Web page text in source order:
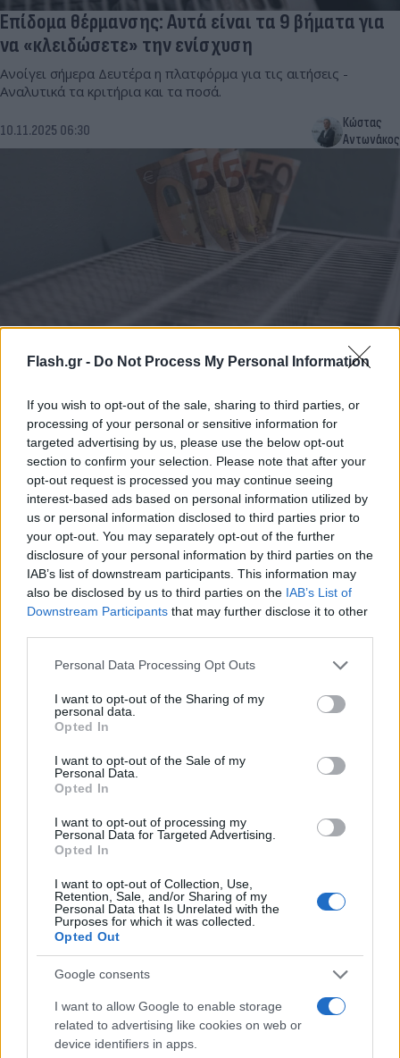
Flash.gr - Do Not Process My Personal Information
If you wish to opt-out of the sale, sharing to third parties, or
processing of your personal or sensitive information for
targeted advertising by us, please use the below opt-out
section to confirm your selection. Please note that after your
opt-out request is processed you may continue seeing
interest-based ads based on personal information utilized by
us or personal information disclosed to third parties prior to
your opt-out. You may separately opt-out of the further
disclosure of your personal information by third parties on the
IAB’s list of downstream participants. This information may
also be disclosed by us to third parties on the IAB’s List of
Downstream Participants that may further disclose it to other
Please note that this website/app uses one or more Google
not limited to your visit or usage behaviour. You may click to
grant or deny consent to Google and its third-party tags to
use your data for below specified purposes in below Google
consent section.
Personal Data Processing Opt Outs
I want to opt-out of the Sharing of my
personal data.
Opted In
I want to opt-out of the Sale of my
Personal Data.
Opted In
I want to opt-out of processing my
Personal Data for Targeted Advertising.
Opted In
I want to opt-out of Collection, Use,
Retention, Sale, and/or Sharing of my
Personal Data that Is Unrelated with the
Purposes for which it was collected.
Opted Out
Google consents
I want to allow Google to enable storage
related to advertising like cookies on web or
device identifiers in apps.
Επίδομα θέρμανσης: Αυτά είναι τα 9 βήματα για
να «κλειδώσετε» την ενίσχυση
Ανοίγει σήμερα Δευτέρα η πλατφόρμα για τις αιτήσεις -
Αναλυτικά τα κριτήρια και τα ποσά.
10.11.2025 06:30
Κώστας
Αντωνάκος
προκαταβολή και οι «παγίδες» - Ξεκινούν οι
αιτήσεις
Όλα όσα χρειάζεται να γνωρίζετε για το επίδομα. Δείτε την
Υπουργική Απόφαση.
09.11.2025 14:34
Χρήστος
Τέλιος
Πολυκατοικίες: Πώς θα δοθεί το επίδομα
θέρμανσης - Τι ισχύει στις περιπτώσεις
αυτόνομου καυστήρα
Τα βήματα που πρέπει να κάνουν διαχειριστές, ιδιοκτήτες και
05.11.2025 06:30
Κώστας
Αντωνάκος